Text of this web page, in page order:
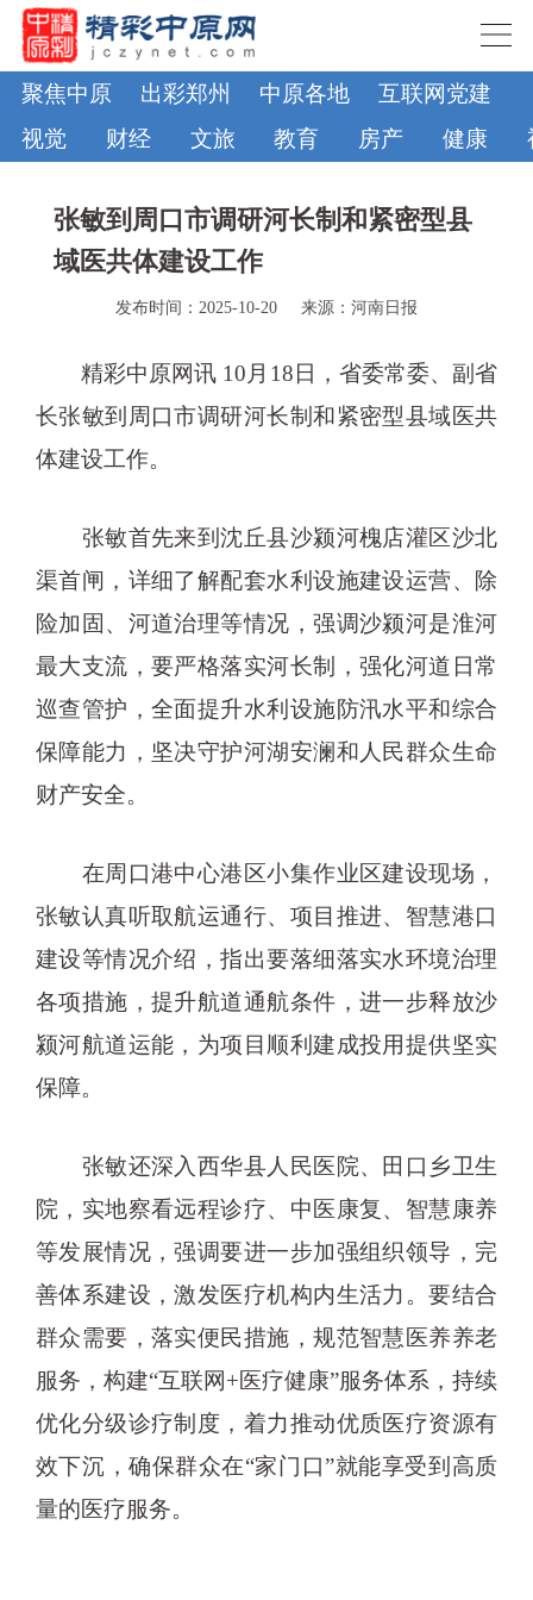
聚焦中原 出彩郑州 中原各地 互联网党建
视觉
财经 文旅 教育 房产 健康
张敏到周口市调研河长制和紧密型县
域医共体建设工作
发布时间：2025-10-20 来源：河南日报
精彩中原网讯 10月18日，省委常委、副省
长张敏到周口市调研河长制和紧密型县域医共
体建设工作。
张敏首先来到沈丘县沙颍河槐店灌区沙北
渠首闸，详细了解配套水利设施建设运营、除
险加固、河道治理等情况，强调沙颍河是淮河
最大支流，要严格落实河长制，强化河道日常
巡查管护，全面提升水利设施防汛水平和综合
保障能力，坚决守护河湖安澜和人民群众生命
财产安全。
在周口港中心港区小集作业区建设现场，
张敏认真听取航运通行、项目推进、智慧港口
建设等情况介绍，指出要落细落实水环境治理
各项措施，提升航道通航条件，进一步释放沙
颍河航道运能，为项目顺利建成投用提供坚实
保障。
张敏还深入西华县人民医院、田口乡卫生
院，实地察看远程诊疗、中医康复、智慧康养
等发展情况，强调要进一步加强组织领导，完
善体系建设，激发医疗机构内生活力。要结合
群众需要，落实便民措施，规范智慧医养养老
服务，构建“互联网+医疗健康”服务体系，持续
优化分级诊疗制度，着力推动优质医疗资源有
效下沉，确保群众在“家门口”就能享受到高质
量的医疗服务。